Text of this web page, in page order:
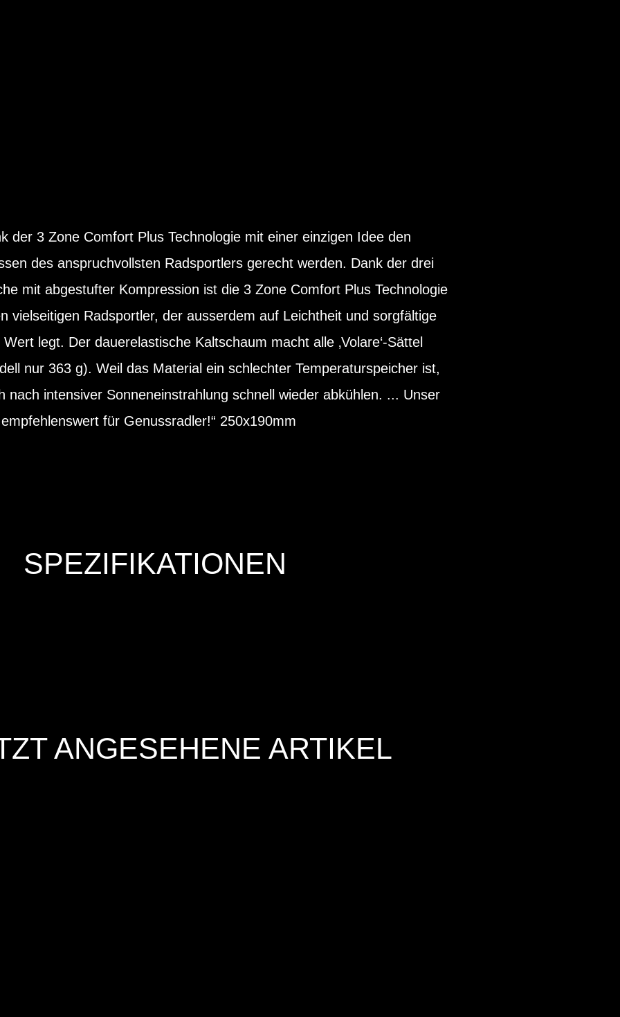
der 3 Zone Comfort Plus Technologie mit einer einzigen Idee den
des anspruchvollsten Radsportlers gerecht werden. Dank der drei
mit abgestufter Kompression ist die 3 Zone Comfort Plus Technologie
vielseitigen Radsportler, der ausserdem auf Leichtheit und sorgfältige
legt. Der dauerelastische Kaltschaum macht alle ‚Volare‘-Sättel
nur 363 g). Weil das Material ein schlechter Temperaturspeicher ist,
nach intensiver Sonneneinstrahlung schnell wieder abkühlen. ... Unser
für Genussradler!“ 250x190mm
SPEZIFIKATIONEN
ANGESEHENE ARTIKEL